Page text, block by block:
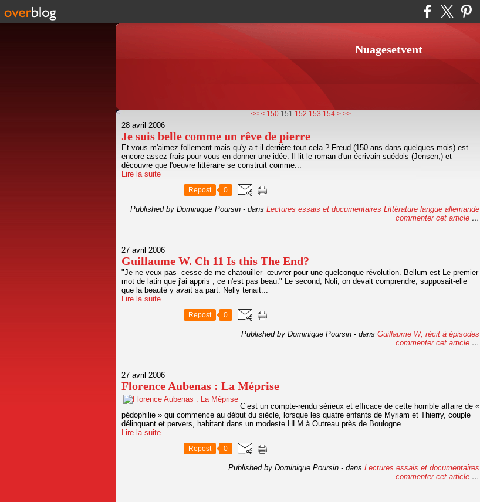
Nuagesetvent
<< < 100
110
120
130
140
150 151 152 153 154 > >>
28 avril 2006
Je suis belle comme un rêve de pierre
Et vous m'aimez follement mais qu'y a-t-il derrière tout cela ? Freud (150 ans dans quelques mois) est
encore assez frais pour vous en donner une idée. Il lit le roman d'un écrivain suédois (Jensen,) et
découvre que l'oeuvre littéraire se construit comme...
Lire la suite
Repost 0
Published by Dominique Poursin - dans Lectures essais et documentaires Littérature langue allemande
commenter cet article …
27 avril 2006
Guillaume W. Ch 11 Is this The End?
"Je ne veux pas- cesse de me chatouiller- œuvrer pour une quelconque révolution. Bellum est Le premier
mot de latin que j'ai appris ; ce n'est pas beau." Le second, Noli, on devait comprendre, supposait-elle
que la beauté y avait sa part. Nelly tenait...
Lire la suite
Repost 0
Published by Dominique Poursin - dans Guillaume W, récit à épisodes
commenter cet article …
27 avril 2006
Florence Aubenas : La Méprise
C’est un compte-rendu sérieux et efficace de cette horrible affaire de «
pédophilie » qui commence au début du siècle, lorsque les quatre enfants de Myriam et Thierry, couple
délinquant et pervers, habitant dans un modeste HLM à Outreau près de Boulogne...
Lire la suite
Repost 0
Published by Dominique Poursin - dans Lectures essais et documentaires
commenter cet article …